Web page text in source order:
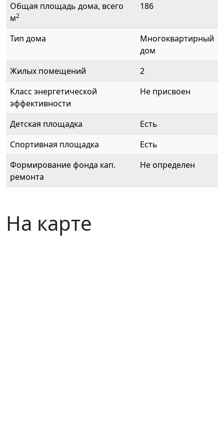
Общая площадь дома, всего
м2
186
Тип дома
Многоквартирный
дом
Жилых помещений
2
Класс энергетической
эффективности
Не присвоен
Детская площадка
Есть
Спортивная площадка
Есть
Формирование фонда кап.
ремонта
Не определен
На карте